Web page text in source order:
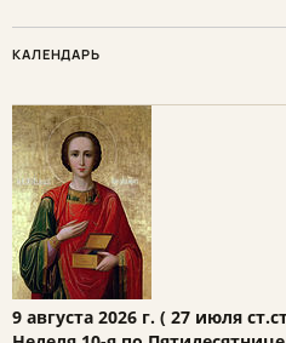
КАЛЕНДАРЬ
9 августа 2026 г. ( 27 июля